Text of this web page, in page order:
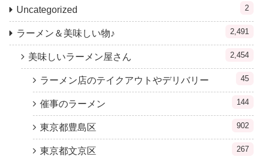
Uncategorized 2
ラーメン＆美味しい物♪ 2,491
美味しいラーメン屋さん 2,454
ラーメン店のテイクアウトやデリバリー 45
催事のラーメン 144
東京都豊島区 902
東京都文京区 267